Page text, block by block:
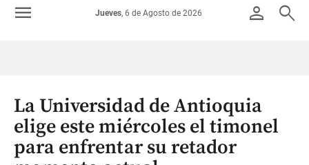
Colombia
person search
Jueves, 6 de Agosto de 2026
menu
La Universidad de Antioquia
elige este miércoles el timonel
para enfrentar su retador